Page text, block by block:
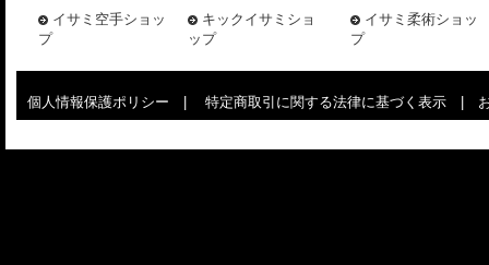
イサミ空手ショッ
プ
キックイサミショ
ップ
イサミ柔術ショッ
プ
個人情報保護ポリシー 特定商取引に関する法律に基づく表示